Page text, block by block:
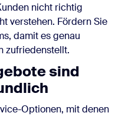
nicht richtig
verstehen. Fördern Sie
damit es genau
zufriedenstellt.
sind
Optionen, mit denen